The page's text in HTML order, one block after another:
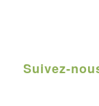
Suivez-